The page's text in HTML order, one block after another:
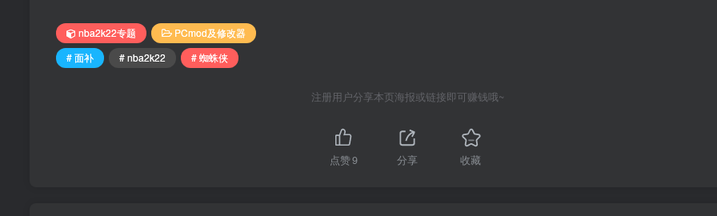
nba2k22专题
PCmod及修改器
# 面补
# nba2k22 # 蜘蛛侠
注册用户分享本页海报或链接即可赚钱哦~
点赞9 分享 收藏